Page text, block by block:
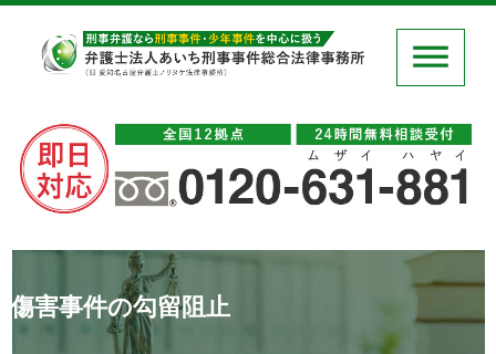
傷害事件の勾留阻止